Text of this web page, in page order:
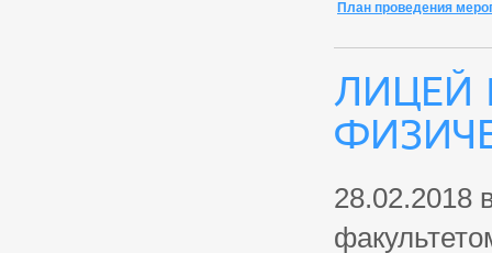
План проведения
Лицей
28.02.2018